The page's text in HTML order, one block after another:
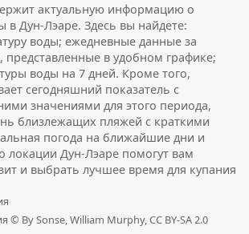
актуальную информацию о
в Дун-Лэаре. Здесь вы найдете:
воды; ежедневные данные за
представленные в удобном графике;
воды на 7 дней. Кроме того,
сегодняшний показатель с
значениями для этого периода,
близлежащих пляжей с краткими
погода на ближайшие дни и
локации Дун-Лэаре помогут вам
и выбрать лучшее время для купания
© By Sonse, William Murphy, CC BY-SA 2.0